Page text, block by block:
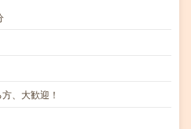
、大歓迎！